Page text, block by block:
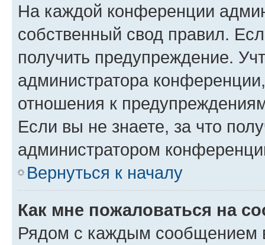
На каждой конференции
собственный свод правил.
получить предупреждение.
администратора
отношения к
Если вы не знаете, за что
администратором
Вернуться к началу
Как мне пожаловаться на
Рядом с каждым сообщением